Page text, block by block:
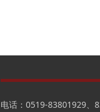
电话：0519-83801929、